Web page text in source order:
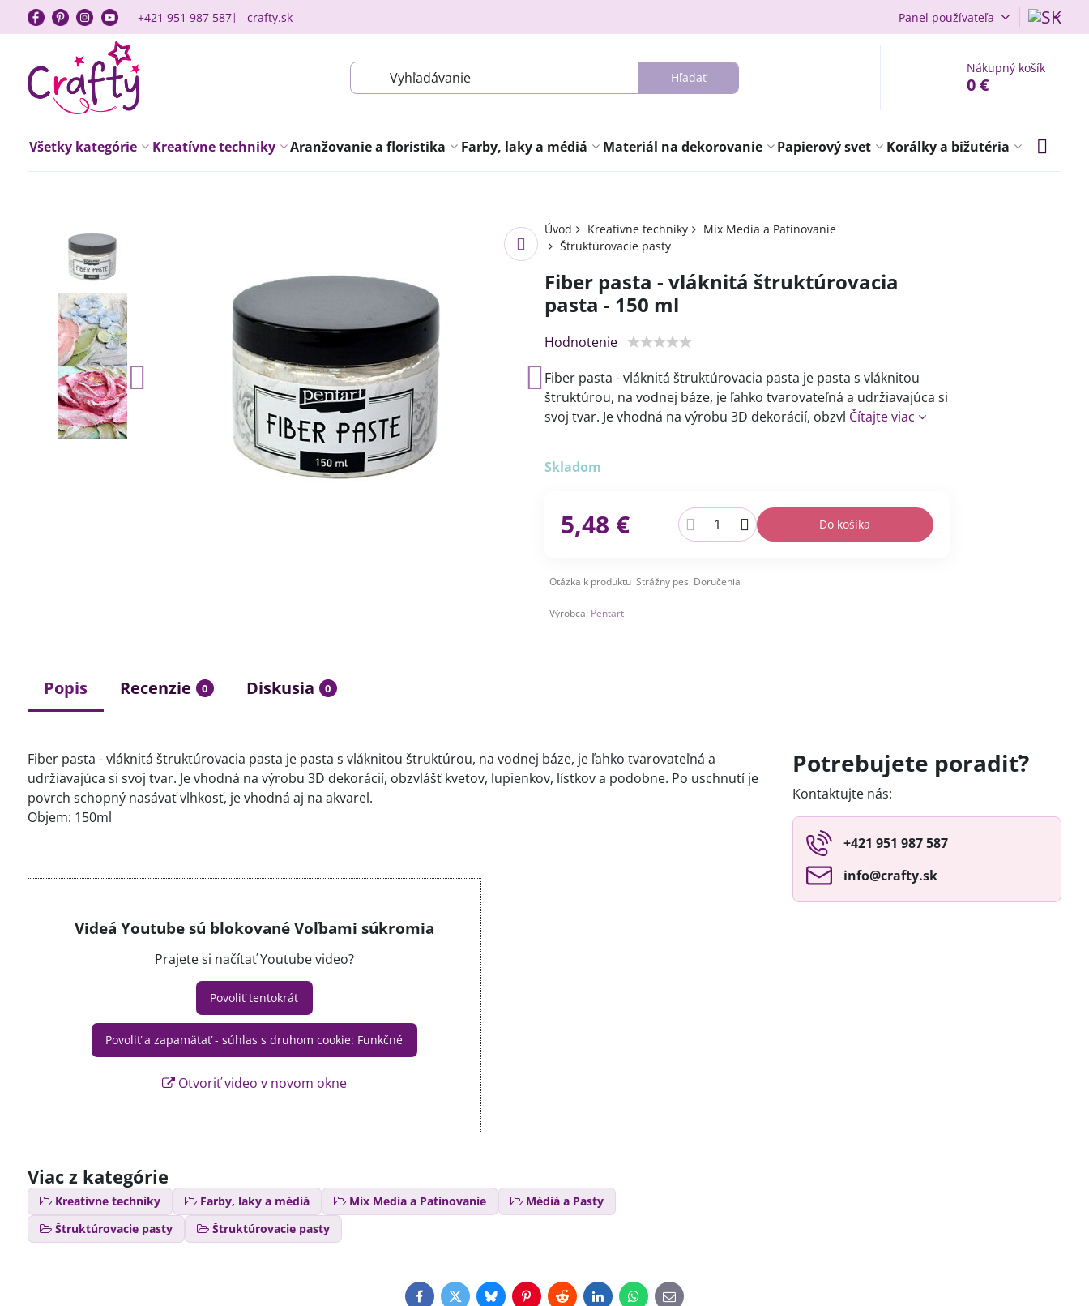
+421 951 987 587 crafty.sk Panel používateľa
Hľadať
Nákupný košík
0 €
Všetky kategórie Kreatívne techniky Aranžovanie a floristika Farby, laky a médiá Materiál na dekorovanie Papierový svet Korálky a bižutéria
Úvod Kreatívne techniky
Mix Media a Patinovanie
Štruktúrovacie pasty
Fiber pasta - vláknitá štruktúrovacia
pasta - 150 ml
Hodnotenie
Fiber pasta - vláknitá štruktúrovacia pasta je pasta s vláknitou
štruktúrou, na vodnej báze, je ľahko tvarovateľná a udržiavajúca si
svoj tvar. Je vhodná na výrobu 3D dekorácií, obzvl Čítajte viac
Skladom
5,48 € Do košíka
Otázka k produktu Strážny pes Doručenia
Výrobca: Pentart
Popis Recenzie 0 Diskusia 0
Fiber pasta - vláknitá štruktúrovacia pasta je pasta s vláknitou štruktúrou, na vodnej báze, je ľahko tvarovateľná a
udržiavajúca si svoj tvar. Je vhodná na výrobu 3D dekorácií, obzvlášť kvetov, lupienkov, lístkov a podobne. Po uschnutí je
povrch schopný nasávať vlhkosť, je vhodná aj na akvarel.
Objem: 150ml
Videá Youtube sú blokované Voľbami súkromia
Prajete si načítať Youtube video?
Povoliť tentokrát
Povoliť a zapamätať - súhlas s druhom cookie: Funkčné
Otvoriť video v novom okne
Viac z kategórie
Kreatívne techniky Farby, laky a médiá Mix Media a Patinovanie
Médiá a Pasty
Štruktúrovacie pasty
Štruktúrovacie pasty
Potrebujete poradiť?
Kontaktujte nás:
+421 951 987 587
info​@crafty​.sk
FacebookTwitterBlueskyPinterestRedditLinkedInWhatsApp
E-